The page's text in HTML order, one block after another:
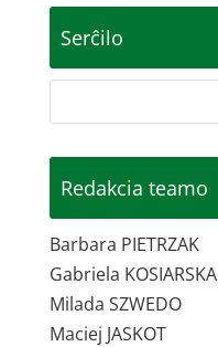
Serĉilo
Redakcia teamo
Barbara PIETRZAK
Gabriela KOSIARSKA
Milada SZWEDO
Maciej JASKOT